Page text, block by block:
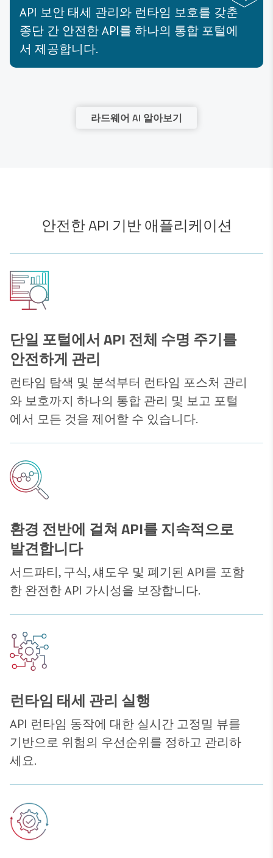
API 보안 태세 관리와 런타임 보호를 갖춘
종단 간 안전한 API를 하나의 통합 포털에
서 제공합니다.
라드웨어 AI 알아보기
안전한 API 기반 애플리케이션
단일 포털에서 API 전체 수명 주기를
안전하게 관리
런타임 탐색 및 분석부터 런타임 포스처 관리
와 보호까지 하나의 통합 관리 및 보고 포털
에서 모든 것을 제어할 수 있습니다.
환경 전반에 걸쳐 API를 지속적으로
발견합니다
서드파티, 구식, 섀도우 및 폐기된 API를 포함
한 완전한 API 가시성을 보장합니다.
런타임 태세 관리 실행
API 런타임 동작에 대한 실시간 고정밀 뷰를
기반으로 위험의 우선순위를 정하고 관리하
세요.